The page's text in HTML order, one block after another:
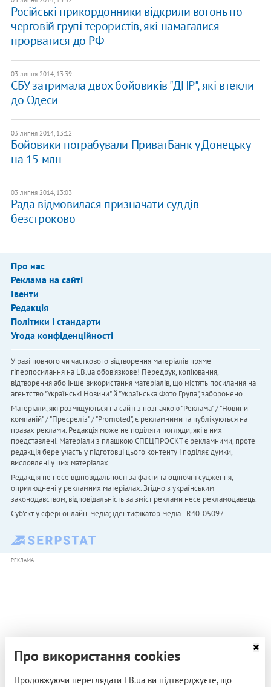
Російські прикордонники відкрили вогонь по
черговій групі терористів, які намагалися
прорватися до РФ
03 липня 2014, 13:39
СБУ затримала двох бойовиків "ДНР", які втекли
до Одеси
03 липня 2014, 13:12
Бойовики пограбували ПриватБанк у Донецьку
на 15 млн
03 липня 2014, 13:03
Рада відмовилася призначати суддів
безстроково
Про нас
Реклама на сайті
Івенти
Редакція
Політики і стандарти
Угода конфіденційності
У разі повного чи часткового відтворення матеріалів пряме
гіперпосилання на LB.ua обов'язкове! Передрук, копіювання,
відтворення або інше використання матеріалів, що містять посилання на
агентство "Українськi Новини" й "Українська Фото Група", заборонено.
Матеріали, які розміщуються на сайті з позначкою "Реклама" / "Новини
компаній" / "Пресреліз" / "Promoted", є рекламними та публікуються на
правах реклами. Редакція може не поділяти погляди, які в них
представлені. Матеріали з плашкою СПЕЦПРОЄКТ є рекламними, проте
редакція бере участь у підготовці цього контенту і поділяє думки,
висловлені у цих матеріалах.
Редакція не несе відповідальності за факти та оціночні судження,
оприлюднені у рекламних матеріалах. Згідно з українським
законодавством, відповідальність за зміст реклами несе рекламодавець.
Cуб'єкт у сфері онлайн-медіа; ідентифікатор медіа - R40-05097
РЕКЛАМА
Про використання cookies
Продовжуючи переглядати LB.ua ви підтверджуєте, що